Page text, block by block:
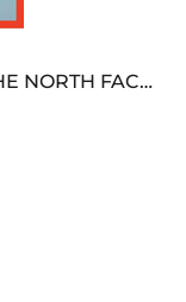
ノースフェイス 偽物 ダウン人気【THE NORTH FACE】M'S 7 SUMMIT HIM...